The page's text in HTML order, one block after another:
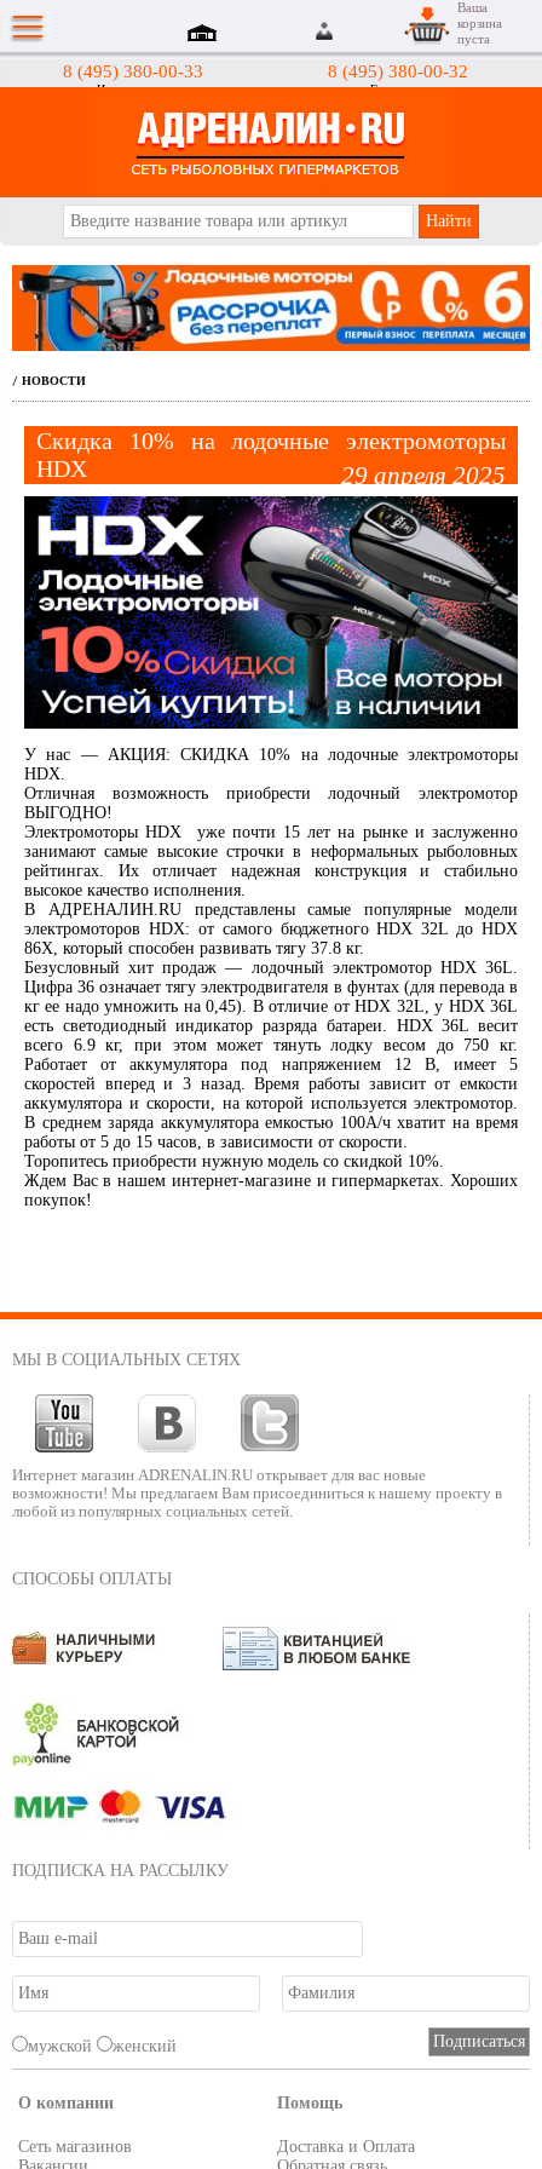
8 (495) 380-00-33
Интернет-магазин
8 (495) 380-00-32
Гипермаркеты
Ваша
корзина
пуста
/ НОВОСТИ
Скидка 10% на лодочные электромоторы
HDX
29 апреля 2025
У нас — АКЦИЯ: СКИДКА 10% на лодочные электромоторы
HDX.
Отличная возможность приобрести лодочный электромотор
ВЫГОДНО!
Электромоторы HDX уже почти 15 лет на рынке и заслуженно
занимают самые высокие строчки в неформальных рыболовных
рейтингах. Их отличает надежная конструкция и стабильно
высокое качество исполнения.
В АДРЕНАЛИН.RU представлены самые популярные модели
электромоторов HDX: от самого бюджетного HDX 32L до HDX
86X, который способен развивать тягу 37.8 кг.
Безусловный хит продаж — лодочный электромотор HDX 36L.
Цифра 36 означает тягу электродвигателя в фунтах (для перевода в
кг ее надо умножить на 0,45). В отличие от HDX 32L, у HDX 36L
есть светодиодный индикатор разряда батареи. HDX 36L весит
всего 6.9 кг, при этом может тянуть лодку весом до 750 кг.
Работает от аккумулятора под напряжением 12 В, имеет 5
скоростей вперед и 3 назад. Время работы зависит от емкости
аккумулятора и скорости, на которой используется электромотор.
В среднем заряда аккумулятора емкостью 100А/ч хватит на время
работы от 5 до 15 часов, в зависимости от скорости.
Торопитесь приобрести нужную модель со скидкой 10%.
Ждем Вас в нашем интернет-магазине и гипермаркетах. Хороших
покупок!
МЫ В СОЦИАЛЬНЫХ СЕТЯХ
Интернет магазин ADRENALIN.RU открывает для вас новые
возможности! Мы предлагаем Вам присоединиться к нашему проекту в
любой из популярных социальных сетей.
СПОСОБЫ ОПЛАТЫ
ПОДПИСКА НА РАССЫЛКУ
мужской женский
О компании
Сеть магазинов
Помощь
Доставка и Оплата